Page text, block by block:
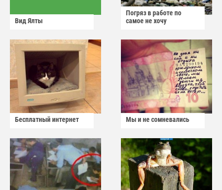
Вид Ялты
Погряз в работе по
самое не хочу
Бесплатный интернет Мы и не сомневались